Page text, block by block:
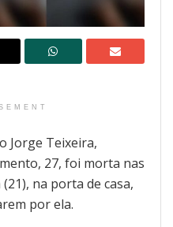
Jorge Teixeira,
27, foi morta nas
na porta de casa,
por ela.